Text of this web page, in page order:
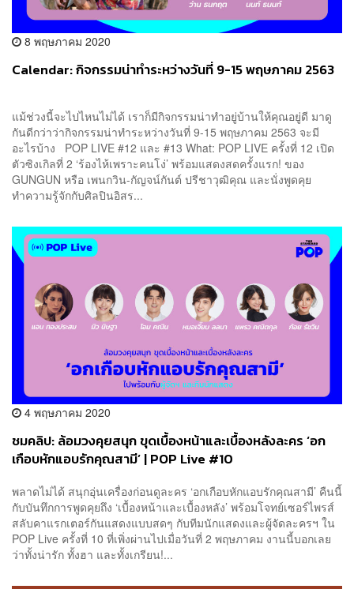
8 พฤษภาคม 2020
Calendar: กิจกรรมน่าทำระหว่างวันที่ 9-15 พฤษภาคม 2563
แม้ช่วงนี้จะไปไหนไม่ได้ เราก็มีกิจกรรมน่าทำอยู่บ้านให้คุณอยู่ดี มาดู
กันดีกว่าว่ากิจกรรมน่าทำระหว่างวันที่ 9-15 พฤษภาคม 2563 จะมี
อะไรบ้าง POP LIVE #12 และ #13 What: POP LIVE ครั้งที่ 12 เปิด
ตัวซิงเกิลที่ 2 ‘ร้องไห้เพราะคนโง่’ พร้อมแสดงสดครั้งแรก! ของ
GUNGUN หรือ เพนกวิน-กัญจน์กันต์ ปรีชาวุฒิคุณ และนั่งพูดคุย
ทำความรู้จักกับศิลปินอิสร...
4 พฤษภาคม 2020
ชมคลิป: ล้อมวงคุยสนุก ขุดเบื้องหน้าและเบื้องหลังละคร ‘อก
เกือบหักแอบรักคุณสามี’ | POP Live #10
พลาดไม่ได้ สนุกอุ่นเครื่องก่อนดูละคร ‘อกเกือบหักแอบรักคุณสามี’ คืนนี้
กับบันทึกการพูดคุยถึง ‘เบื้องหน้าและเบื้องหลัง’ พร้อมโจทย์เซอร์ไพรส์
สลับคาแรกเตอร์กันแสดงแบบสดๆ กับทีมนักแสดงและผู้จัดละครฯ ใน
POP Live ครั้งที่ 10 ที่เพิ่งผ่านไปเมื่อวันที่ 2 พฤษภาคม งานนี้บอกเลย
ว่าทั้งน่ารัก ทั้งฮา และทั้งเกรียน!...